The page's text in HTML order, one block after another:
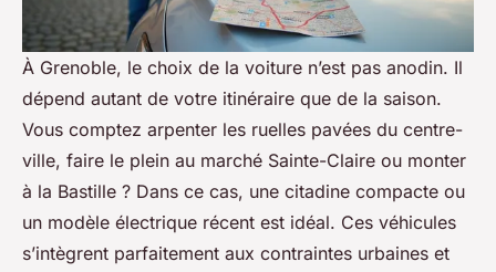
À Grenoble, le choix de la voiture n’est pas anodin. Il
dépend autant de votre itinéraire que de la saison.
Vous comptez arpenter les ruelles pavées du centre-
ville, faire le plein au marché Sainte-Claire ou monter
à la Bastille ? Dans ce cas, une citadine compacte ou
un modèle électrique récent est idéal. Ces véhicules
s’intègrent parfaitement aux contraintes urbaines et